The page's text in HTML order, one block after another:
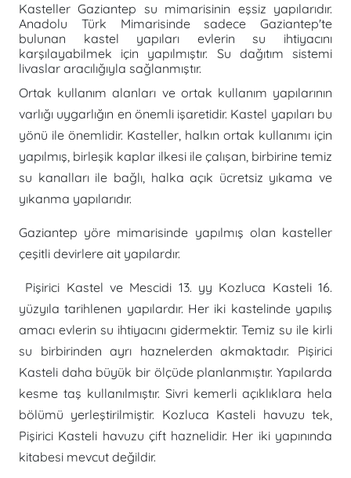
Kasteller Gaziantep su mimarisinin eşsiz yapılarıdır.
Anadolu Türk Mimarisinde sadece Gaziantep'te
bulunan kastel yapıları evlerin su ihtiyacını
karşılayabilmek için yapılmıştır. Su dağıtım sistemi
livaslar aracılığıyla sağlanmıştır.
Ortak kullanım alanları ve ortak kullanım yapılarının
varlığı uygarlığın en önemli işaretidir. Kastel yapıları bu
yönü ile önemlidir. Kasteller, halkın ortak kullanımı için
yapılmış, birleşik kaplar ilkesi ile çalışan, birbirine temiz
su kanalları ile bağlı, halka açık ücretsiz yıkama ve
yıkanma yapılarıdır.
Gaziantep yöre mimarisinde yapılmış olan kasteller
çeşitli devirlere ait yapılardır.
Pişirici Kastel ve Mescidi 13. yy Kozluca Kasteli 16.
yüzyıla tarihlenen yapılardır. Her iki kastelinde yapılış
amacı evlerin su ihtiyacını gidermektir. Temiz su ile kirli
su birbirinden ayrı haznelerden akmaktadır. Pişirici
Kasteli daha büyük bir ölçüde planlanmıştır. Yapılarda
kesme taş kullanılmıştır. Sivri kemerli açıklıklara hela
bölümü yerleştirilmiştir. Kozluca Kasteli havuzu tek,
Pişirici Kasteli havuzu çift haznelidir. Her iki yapınında
kitabesi mevcut değildir.